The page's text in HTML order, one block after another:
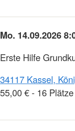
Mo. 14.09.2026
Erste Hilfe
34117 Kassel,
55,00 € - 16